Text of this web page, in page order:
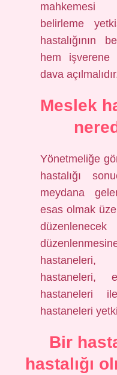
mahkemesi
belirleme
hastalığının
hem işverene
dava
Meslek
Yönetmeliğe
hastalığı
meydana
esas olmak
hastaneleri,
hastaneleri,
hastaneleri
hastaneleri
Bir
hastalığı